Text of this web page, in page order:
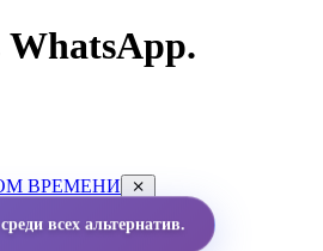
ВРЕМЕНИ
всех альтернатив.